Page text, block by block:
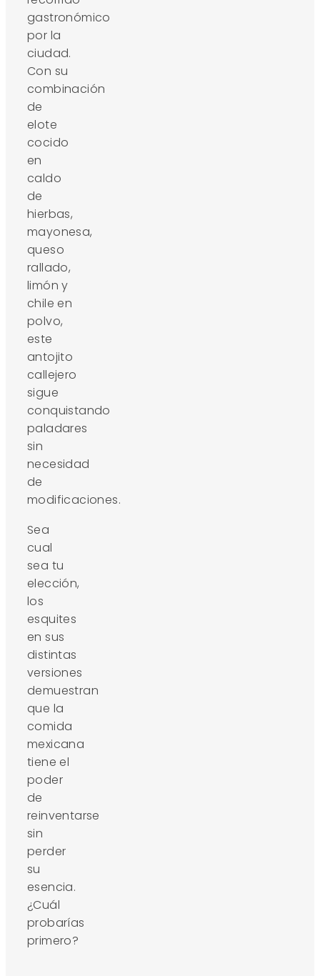
gastronómico
por la
ciudad.
Con su
combinación
de
elote
cocido
en
caldo
de
hierbas,
mayonesa,
queso
rallado,
limón y
chile en
polvo,
este
antojito
callejero
sigue
conquistando
paladares
sin
necesidad
de
modificaciones.
Sea
cual
sea tu
elección,
los
esquites
en sus
distintas
versiones
demuestran
que la
comida
mexicana
tiene el
poder
de
reinventarse
sin
perder
su
esencia.
¿Cuál
probarías
primero?